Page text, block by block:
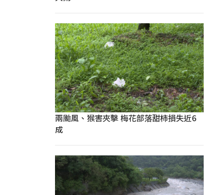
兩颱風、猴害夾擊 梅花部落甜柿損失近6
成